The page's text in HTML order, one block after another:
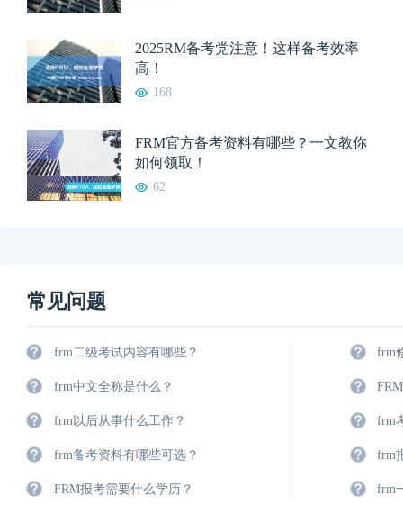
2025RM备考党注意！这样备考效率
高！
168
FRM官方备考资料有哪些？一文教你
如何领取！
62
常见问题
frm二级考试内容有哪些？
frm中文全称是什么？
frm以后从事什么工作？
frm备考资料有哪些可选？
FRM报考需要什么学历？
frm
frm
frm
frm